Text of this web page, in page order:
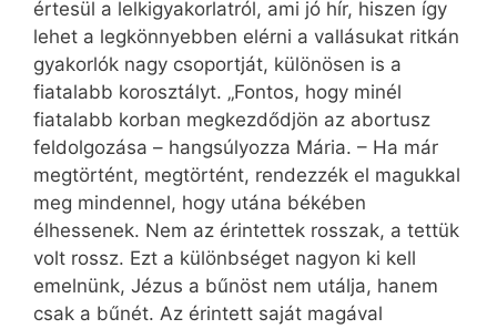
értesül a lelkigyakorlatról, ami jó hír, hiszen így
lehet a legkönnyebben elérni a vallásukat ritkán
gyakorlók nagy csoportját, különösen is a
fiatalabb korosztályt. „Fontos, hogy minél
fiatalabb korban megkezdődjön az abortusz
feldolgozása – hangsúlyozza Mária. – Ha már
megtörtént, megtörtént, rendezzék el magukkal
meg mindennel, hogy utána békében
élhessenek. Nem az érintettek rosszak, a tettük
volt rossz. Ezt a különbséget nagyon ki kell
emelnünk, Jézus a bűnöst nem utálja, hanem
csak a bűnét. Az érintett saját magával